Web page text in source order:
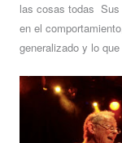
las cosas todas Sus
en el
generalizado y lo